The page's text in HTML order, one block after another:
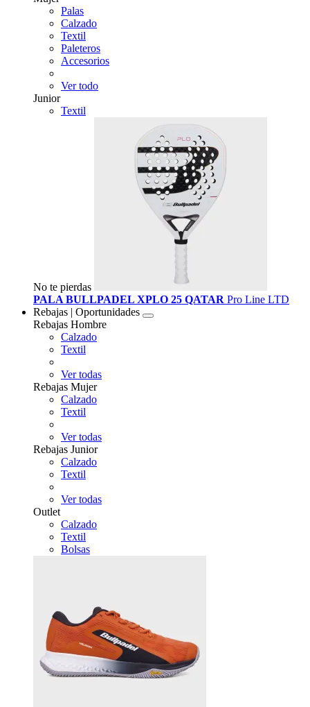
Palas
Calzado
Textil
Paleteros
Accesorios
Ver todo
Junior
Textil
No te pierdas
PALA BULLPADEL XPLO 25 QATAR Pro Line LTD
Rebajas | Oportunidades
Rebajas Hombre
Calzado
Textil
Ver todas
Rebajas Mujer
Calzado
Textil
Ver todas
Rebajas Junior
Calzado
Textil
Ver todas
Outlet
Calzado
Textil
Bolsas